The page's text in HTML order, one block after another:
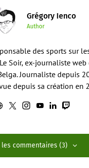
Grégory Ienco
Author
des sports sur
Soir, ex-journaliste
Journaliste depuis
depuis sa création en
les commentaires (3)